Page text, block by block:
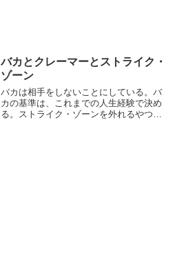
バカとクレーマーとストライク・
ゾーン
バカは相手をしないことにしている。バ
カの基準は、これまでの人生経験で決め
る。ストライク・ゾーンを外れるやつは